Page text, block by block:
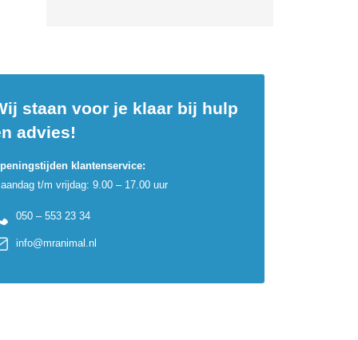
staan voor je klaar bij hulp
advies!
klantenservice:
t/m vrijdag: 9.00 – 17.00 uur
050 – 553 23 34
info@mranimal.nl